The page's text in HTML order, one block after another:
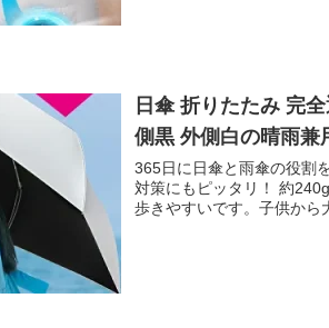
日傘 折りたたみ 完
側黒 外側白の晴雨兼
365日に日傘と雨傘の役割
対策にもピッタリ！ 約
歩きやすいです。子供から